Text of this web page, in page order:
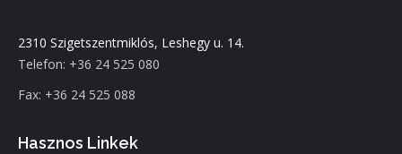
2310 Szigetszentmiklós, Leshegy u. 14.
Telefon: +36 24 525 080
Fax: +36 24 525 088
Hasznos Linkek